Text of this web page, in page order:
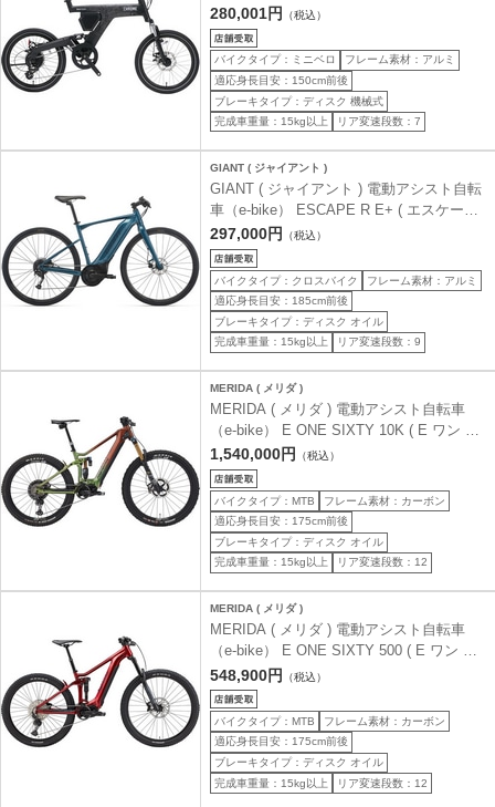
Custom ( クローム BMX スタイル カスタ
ム ) マットブラック × ポートランドシティ
アートワーク ワンサイズ (身長目安150cm
以上)
280,001円 （税込）
バイクタイプ：ミニベロ
フレーム素材：アルミ
適応身長目安：150cm前後
ブレーキタイプ：ディスク 機械式
完成車重量：15kg以上
リア変速段数：7
GIANT ( ジャイアント )
GIANT ( ジャイアント ) 電動アシスト自転
車（e-bike） ESCAPE R E+ ( エスケープ
R E+ ) シースパークル 525(M) ( 身長目安
185cm前後 )
297,000円 （税込）
バイクタイプ：クロスバイク
フレーム素材：アルミ
適応身長目安：185cm前後
ブレーキタイプ：ディスク オイル
完成車重量：15kg以上
リア変速段数：9
MERIDA ( メリダ )
MERIDA ( メリダ ) 電動アシスト自転車
（e-bike） E ONE SIXTY 10K ( E ワン シ
ックスティ 10K ) メットブラウン/カメレ
オン(フェーディング) | EYG1 42 ( 身長目
安175cm前後 )
1,540,000円 （税込）
バイクタイプ：MTB
フレーム素材：カーボン
適応身長目安：175cm前後
ブレーキタイプ：ディスク オイル
完成車重量：15kg以上
リア変速段数：12
MERIDA ( メリダ )
MERIDA ( メリダ ) 電動アシスト自転車
（e-bike） E ONE SIXTY 500 ( E ワン シ
ックスティ 500 ) ダークストロベリー(ブラ
ック) | ER50 41.5 ( 身長目安175cm前後 )
548,900円 （税込）
バイクタイプ：MTB
フレーム素材：カーボン
適応身長目安：175cm前後
ブレーキタイプ：ディスク オイル
完成車重量：15kg以上
リア変速段数：12